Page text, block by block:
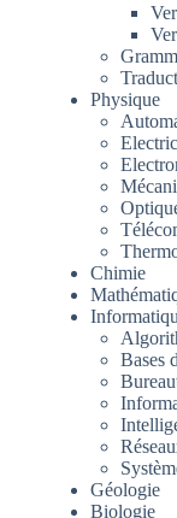
Physique
Chimie
Bases
Géologie
Biologie